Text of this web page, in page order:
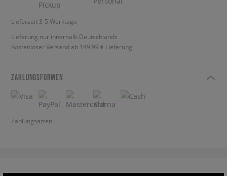
Lieferzeit 3-5 Werktage
Lieferung nur innerhalb Deutschlands
Kostenloser Versand ab 149,99 € Lieferung
ZAHLUNGSFORMEN
Zahlungsarten